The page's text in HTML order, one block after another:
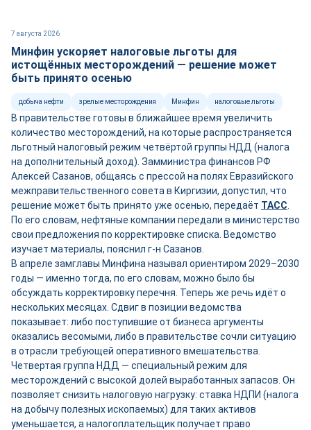
7 августа 2026
Минфин ускоряет налоговые льготы для
истощённых месторождений — решение может
быть принято осенью
добыча нефти зрелые месторождения Минфин налоговые льготы
В правительстве готовы в ближайшее время увеличить
количество месторождений, на которые распространяется
льготный налоговый режим четвёртой группы НДД (налога
на дополнительный доход). Замминистра финансов РФ
Алексей Сазанов, общаясь с прессой на полях Евразийского
межправительственного совета в Киргизии, допустил, что
решение может быть принято уже осенью, передаёт ТАСС
По его словам, нефтяные компании передали в министерство
свои предложения по корректировке списка. Ведомство
изучает материалы, пояснил г-н Сазанов.
В апреле замглавы Минфина называл ориентиром 2029–2030
годы — именно тогда, по его словам, можно было бы
обсуждать корректировку перечня. Теперь же речь идёт о
нескольких месяцах. Сдвиг в позиции ведомства
показывает: либо поступившие от бизнеса аргументы
оказались весомыми, либо в правительстве сочли ситуацию
в отрасли требующей оперативного вмешательства.
Четвертая группа НДД — специальный режим для
месторождений с высокой долей выработанных запасов. Он
позволяет снизить налоговую нагрузку: ставка НДПИ (налога
на добычу полезных ископаемых) для таких активов
уменьшается, а налогоплательщик получает право